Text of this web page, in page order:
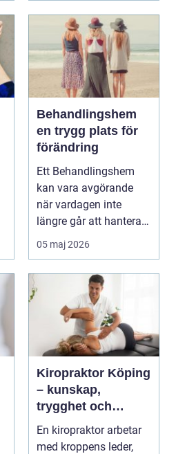
Behandlingshem
en trygg plats för
förändring
Ett Behandlingshem
kan vara avgörande
när vardagen inte
längre går att hantera
på egen hand. För
mån...
05 maj 2026
Kiropraktor Köping
– kunskap,
trygghet och
behandling som
gör skillnad
En kiropraktor arbetar
med kroppens leder,